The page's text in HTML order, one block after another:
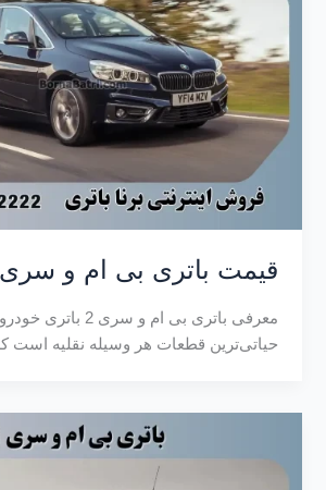
قیمت باتری بی ام و سری ۲
معرفی باتری بی ام و سری 2
حیاتی‌ترین قطعات هر وسیله نقلیه است که